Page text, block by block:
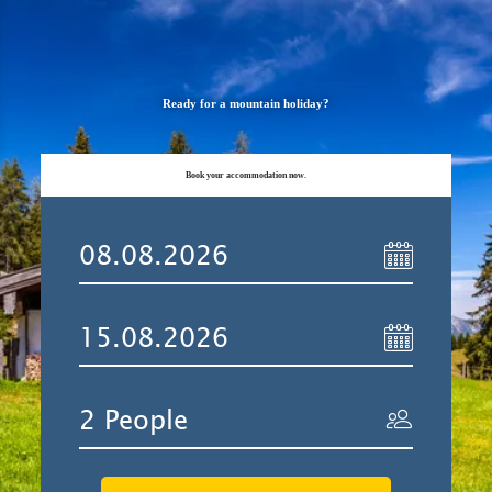
Ready for a mountain holiday?
Book your accommodation now.